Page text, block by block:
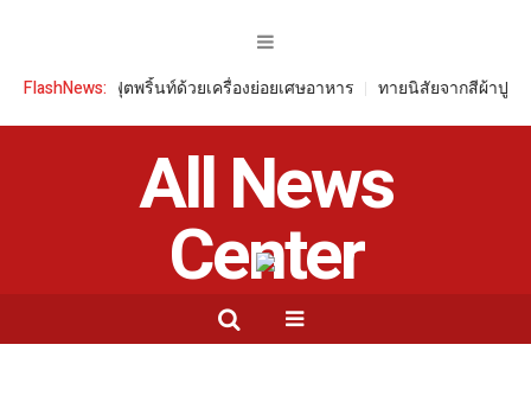
FlashNews:
ร์บอนฟุตพริ้นท์ด้วยเครื่องย่อยเศษอาหาร ทายนิสัยจากสีผ้าปูที่นอน บ่ง
All News
Center